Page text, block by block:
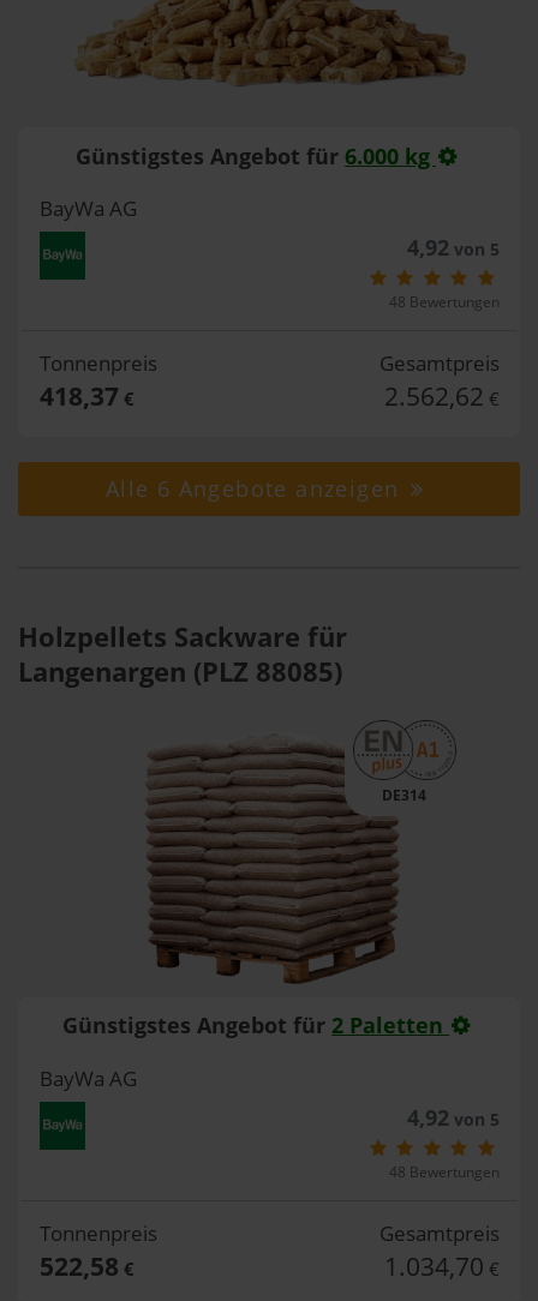
Günstigstes Angebot für 6.000 kg
BayWa AG
4,92von 5
48 Bewertungen
Tonnenpreis
418,37 €
Gesamtpreis
2.562,62 €
Alle 6 Angebote anzeigen
Holzpellets Sackware für
Langenargen (PLZ 88085)
DE314
Günstigstes Angebot für 2 Paletten
BayWa AG
4,92von 5
48 Bewertungen
Tonnenpreis
522,58 €
Gesamtpreis
1.034,70 €